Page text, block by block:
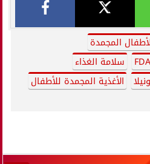
المجمدة
سلامة الغذاء
الأغذية المجمدة للأطفال